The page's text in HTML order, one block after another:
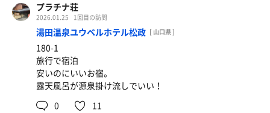
プラチナ荘
2026.01.25 1回目の訪問
湯田温泉ユウベルホテル松政 [ 山口県 ]
180-1
旅行で宿泊
安いのにいいお宿。
露天風呂が源泉掛け流しでいい！
0
11